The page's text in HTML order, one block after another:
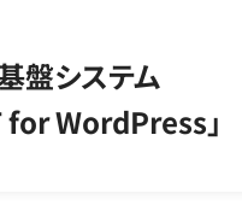
盤システム
for WordPress」